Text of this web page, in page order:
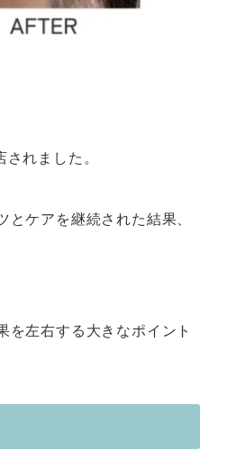
れました。
ケアを継続された結果、
左右する大きなポイント